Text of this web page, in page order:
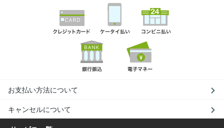
お支払い方法について
キャンセルについて